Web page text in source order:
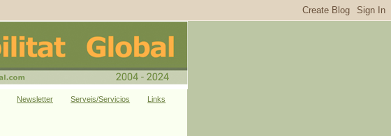
Newsletter Serveis/Servicios Links